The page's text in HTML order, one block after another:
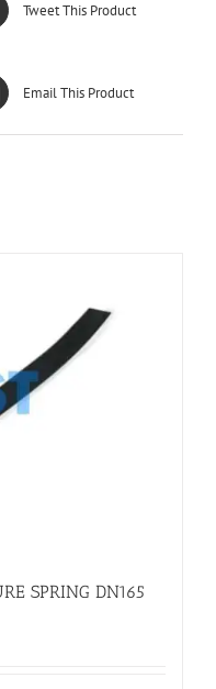
Tweet This Product
Email This Product
SPRING DN165